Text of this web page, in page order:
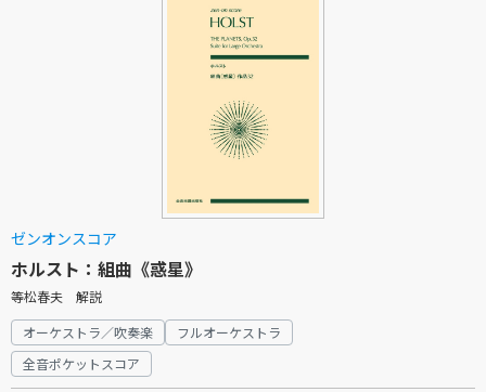
ゼンオンスコア
ホルスト：組曲《惑星》
等松春夫 解説
オーケストラ／吹奏楽
フルオーケストラ
全音ポケットスコア